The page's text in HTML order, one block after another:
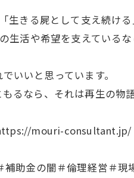
生きる屍として支え続ける
生活や希望を支えている
いいと思っています。
るなら、それは再生の物語
mouri-consultant.jp/
助金の闇＃倫理経営＃